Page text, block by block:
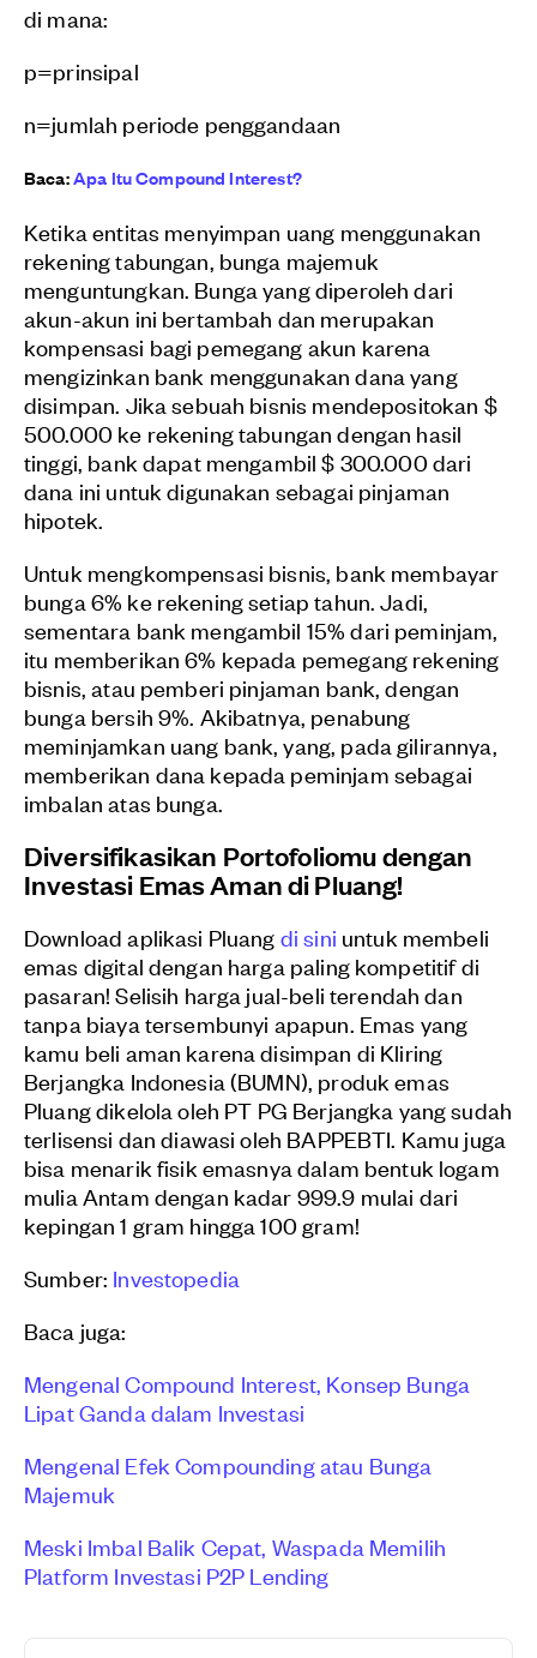
di mana:
p=prinsipal
n=jumlah periode penggandaan
Baca:Apa Itu Compound Interest?
Ketika entitas menyimpan uang menggunakan
rekening tabungan, bunga majemuk
menguntungkan. Bunga yang diperoleh dari
akun-akun ini bertambah dan merupakan
kompensasi bagi pemegang akun karena
mengizinkan bank menggunakan dana yang
disimpan. Jika sebuah bisnis mendepositokan $
500.000 ke rekening tabungan dengan hasil
tinggi, bank dapat mengambil $ 300.000 dari
dana ini untuk digunakan sebagai pinjaman
hipotek.
Untuk mengkompensasi bisnis, bank membayar
bunga 6% ke rekening setiap tahun. Jadi,
sementara bank mengambil 15% dari peminjam,
itu memberikan 6% kepada pemegang rekening
bisnis, atau pemberi pinjaman bank, dengan
bunga bersih 9%. Akibatnya, penabung
meminjamkan uang bank, yang, pada gilirannya,
memberikan dana kepada peminjam sebagai
imbalan atas bunga.
Diversifikasikan Portofoliomu dengan
Investasi Emas Aman di Pluang!
Download aplikasi Pluang di sini untuk membeli
emas digital dengan harga paling kompetitif di
pasaran! Selisih harga jual-beli terendah dan
tanpa biaya tersembunyi apapun. Emas yang
kamu beli aman karena disimpan di Kliring
Berjangka Indonesia (BUMN), produk emas
Pluang dikelola oleh PT PG Berjangka yang sudah
terlisensi dan diawasi oleh BAPPEBTI. Kamu juga
bisa menarik fisik emasnya dalam bentuk logam
mulia Antam dengan kadar 999.9 mulai dari
kepingan 1 gram hingga 100 gram!
Sumber: Investopedia
Baca juga:
Mengenal Compound Interest, Konsep Bunga
Lipat Ganda dalam Investasi
Mengenal Efek Compounding atau Bunga
Majemuk
Meski Imbal Balik Cepat, Waspada Memilih
Platform Investasi P2P Lending